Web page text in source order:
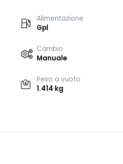
Alimentazione
Gpl
Cambio
Manuale
Peso a vuoto
1.414 kg